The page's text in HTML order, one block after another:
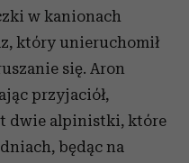
w kanionach
który unieruchomił
się. Aron
przyjaciół,
dwie alpinistki, które
będąc na